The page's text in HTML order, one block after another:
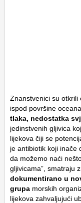
Znanstvenici su otkrili
ispod površine
tlaka, nedostatka
jedinstvenih gljivica
lijekova čiji se
je antibiotik koji inače
da možemo naći
gljivicama”, smatraju
dokumentirano u
grupa morskih
lijekova zahvaljujući